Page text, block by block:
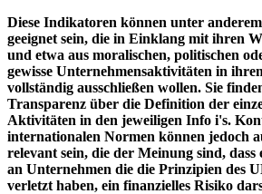
Diese Indikatoren können unter
geeignet sein, die in Einklang mit ihren
und etwa aus moralischen, politischen
gewisse Unternehmensaktivitäten in
vollständig ausschließen wollen. Sie
Transparenz über die Definition der
Aktivitäten in den jeweiligen Info i's.
internationalen Normen können jedoch
relevant sein, die der Meinung sind,
an Unternehmen die die Prinzipien des
verletzt haben, ein finanzielles Risiko